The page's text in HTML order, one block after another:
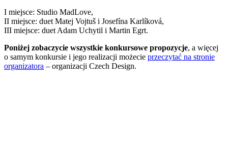
I miejsce: Studio MadLove,
II miejsce: duet Matej Vojtuš i Josefína Karlíková,
III miejsce: duet Adam Uchytil i Martin Egrt.
Poniżej zobaczycie wszystkie konkursowe propozycje, a więcej
o samym konkursie i jego realizacji możecie przeczytać na stronie
organizatora – organizacji Czech Design.